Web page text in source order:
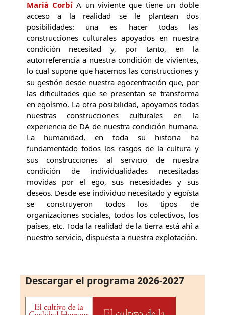
Marià CorbíA un viviente que tiene un doble
acceso a la realidad se le plantean dos
posibilidades: una es hacer todas las
construcciones culturales apoyados en nuestra
condición necesitad y, por tanto, en la
autorreferencia a nuestra condición de vivientes,
lo cual supone que hacemos las construcciones y
su gestión desde nuestra egocentración que, por
las dificultades que se presentan se transforma
en egoísmo. La otra posibilidad, apoyamos todas
nuestras construcciones culturales en la
experiencia de DA de nuestra condición humana.
La humanidad, en toda su historia ha
fundamentado todos los rasgos de la cultura y
sus construcciones al servicio de nuestra
condición de individualidades necesitadas
movidas por el ego, sus necesidades y sus
deseos. Desde ese individuo necesitado y egoísta
se construyeron todos los tipos de
organizaciones sociales, todos los colectivos, los
países, etc. Toda la realidad de la tierra está ahí a
nuestro servicio, dispuesta a nuestra explotación.
Descargar el programa 2026-2027